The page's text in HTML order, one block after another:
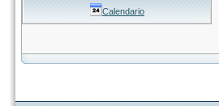
Calendario